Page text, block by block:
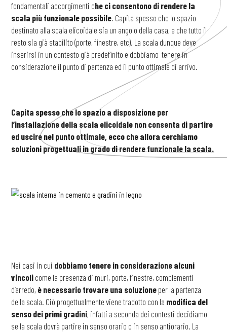
fondamentali accorgimenti che ci consentono di rendere la
scala più funzionale possibile. Capita spesso che lo spazio
destinato alla scala elicoidale sia un angolo della casa, e che tutto il
resto sia già stabilito (porte, finestre, etc). La scala dunque deve
inserirsi in un contesto già predefinito e dobbiamo tenere in
considerazione il punto di partenza ed il punto ottimale di arrivo.
Capita spesso che lo spazio a disposizione per
l’installazione della scala elicoidale non consenta di partire
ed uscire nel punto ottimale, ecco che allora cerchiamo
soluzioni progettuali in grado di rendere funzionale la scala.
Nei casi in cui dobbiamo tenere in considerazione alcuni
vincoli come la presenza di muri, porte, finestre, complementi
d’arredo, è necessario trovare una soluzione per la partenza
della scala. Ciò progettualmente viene tradotto con la modifica del
senso dei primi gradini, infatti a seconda dei contesti decidiamo
se la scala dovrà partire in senso orario o in senso antiorario. La